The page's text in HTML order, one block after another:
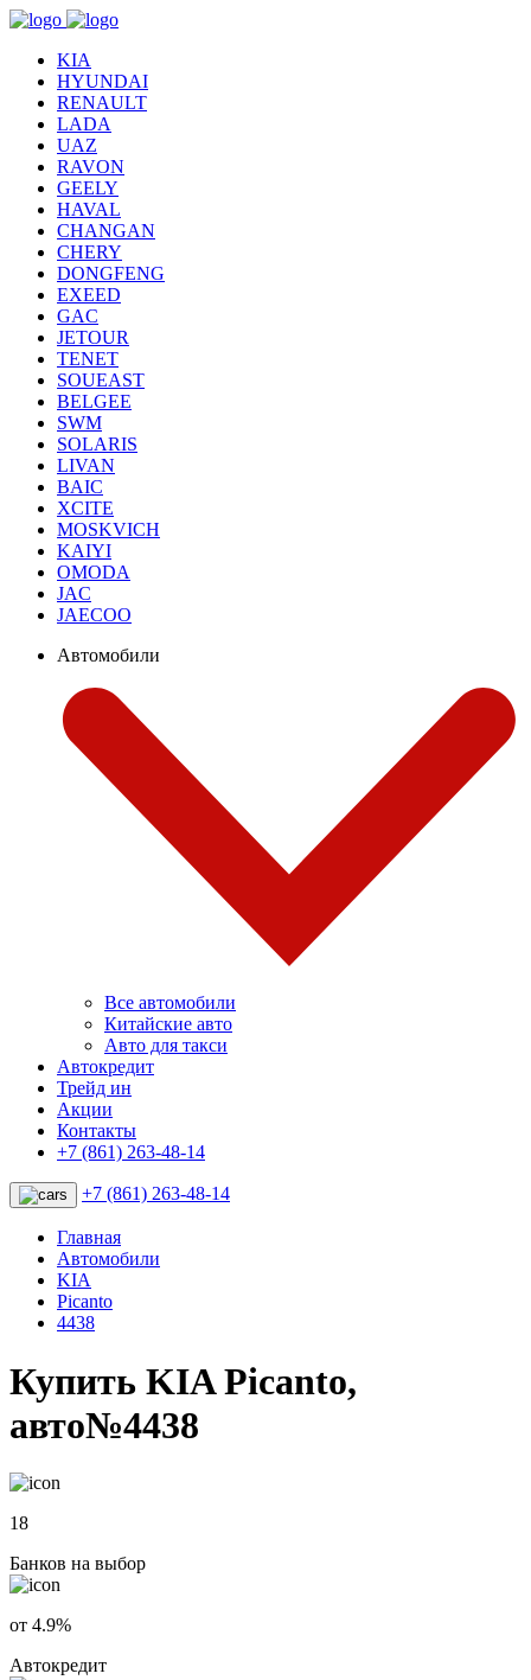
KIA
HYUNDAI
RENAULT
LADA
UAZ
RAVON
GEELY
HAVAL
CHANGAN
CHERY
DONGFENG
EXEED
GAC
JETOUR
TENET
SOUEAST
BELGEE
SWM
SOLARIS
LIVAN
BAIC
XCITE
MOSKVICH
KAIYI
OMODA
JAC
JAECOO
Автомобили
Все автомобили
Китайские авто
Авто для такси
Автокредит
Трейд ин
Акции
Контакты
+7 (861) 263-48-14
+7 (861) 263-48-14
Главная
Автомобили
KIA
Picanto
4438
Купить KIA Picanto,
авто№4438
18
Банков на выбор
от 4.9%
Автокредит